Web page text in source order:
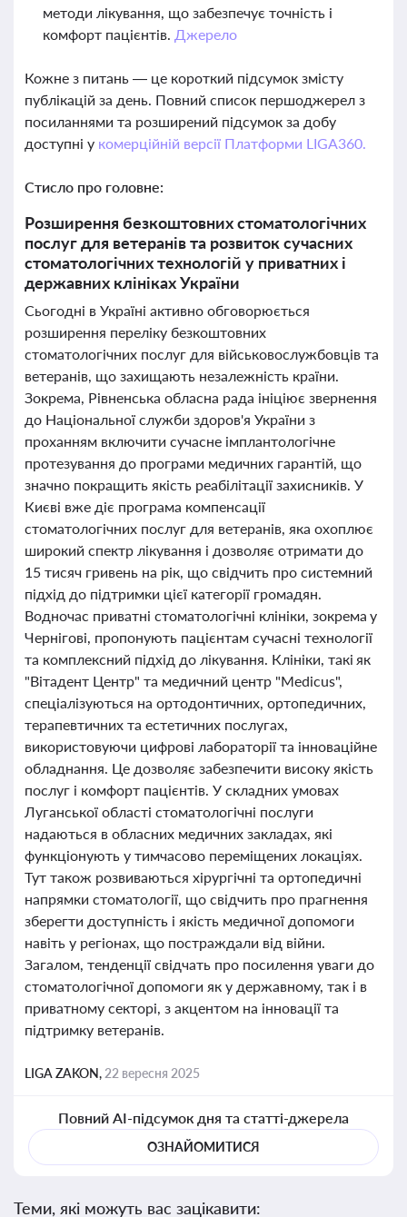
методи лікування, що забезпечує точність і
комфорт пацієнтів. Джерело
Кожне з питань — це короткий підсумок змісту
публікацій за день. Повний список першоджерел з
посиланнями та розширений підсумок за добу
доступні у комерційній версії Платформи LIGA360.
Стисло про головне:
Розширення безкоштовних стоматологічних
послуг для ветеранів та розвиток сучасних
стоматологічних технологій у приватних і
державних клініках України
Сьогодні в Україні активно обговорюється
розширення переліку безкоштовних
стоматологічних послуг для військовослужбовців та
ветеранів, що захищають незалежність країни.
Зокрема, Рівненська обласна рада ініціює звернення
до Національної служби здоров'я України з
проханням включити сучасне імплантологічне
протезування до програми медичних гарантій, що
значно покращить якість реабілітації захисників. У
Києві вже діє програма компенсації
стоматологічних послуг для ветеранів, яка охоплює
широкий спектр лікування і дозволяє отримати до
15 тисяч гривень на рік, що свідчить про системний
підхід до підтримки цієї категорії громадян.
Водночас приватні стоматологічні клініки, зокрема у
Чернігові, пропонують пацієнтам сучасні технології
та комплексний підхід до лікування. Клініки, такі як
"Вітадент Центр" та медичний центр "Medicus",
спеціалізуються на ортодонтичних, ортопедичних,
терапевтичних та естетичних послугах,
використовуючи цифрові лабораторії та інноваційне
обладнання. Це дозволяє забезпечити високу якість
послуг і комфорт пацієнтів. У складних умовах
Луганської області стоматологічні послуги
надаються в обласних медичних закладах, які
функціонують у тимчасово переміщених локаціях.
Тут також розвиваються хірургічні та ортопедичні
напрямки стоматології, що свідчить про прагнення
зберегти доступність і якість медичної допомоги
навіть у регіонах, що постраждали від війни.
Загалом, тенденції свідчать про посилення уваги до
стоматологічної допомоги як у державному, так і в
приватному секторі, з акцентом на інновації та
підтримку ветеранів.
LIGA ZAKON, 22 вересня 2025
Повний AI-підсумок дня та статті-джерела
ОЗНАЙОМИТИСЯ
Теми, які можуть вас зацікавити: